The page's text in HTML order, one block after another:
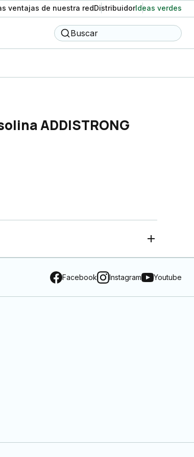
ventajas de nuestra redDistribuidorIdeas verdes
Buscar
ADDISTRONG
Facebook Instagram Youtube